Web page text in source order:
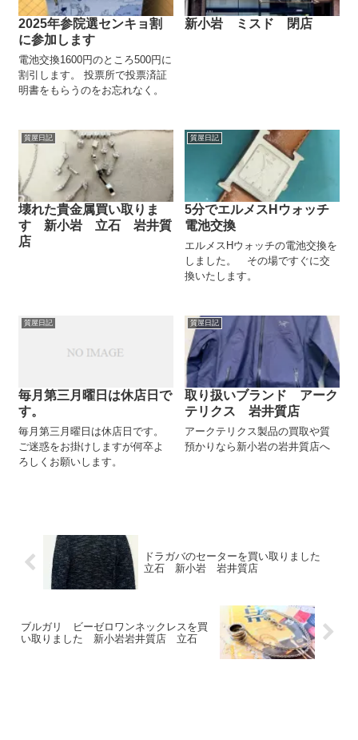
2025年参院選センキョ割
に参加します
電池交換1600円のところ500円に
割引します。 投票所で投票済証
明書をもらうのをお忘れなく。
新小岩 ミスド 閉店
質屋日記
壊れた貴金属買い取りま
す 新小岩 立石 岩井質
店
質屋日記
5分でエルメスHウォッチ
電池交換
エルメスHウォッチの電池交換を
しました。 その場ですぐに交
換いたします。
質屋日記
毎月第三月曜日は休店日で
す。
毎月第三月曜日は休店日です。
ご迷惑をお掛けしますが何卒よ
ろしくお願いします。
質屋日記
取り扱いブランド アーク
テリクス 岩井質店
アークテリクス製品の買取や質
預かりなら新小岩の岩井質店へ
ドラガバのセーターを買い取りました
立石 新小岩 岩井質店
ブルガリ ビーゼロワンネックレスを買
い取りました 新小岩岩井質店 立石